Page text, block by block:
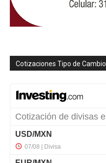
Cotizaciones Tipo de Cambio